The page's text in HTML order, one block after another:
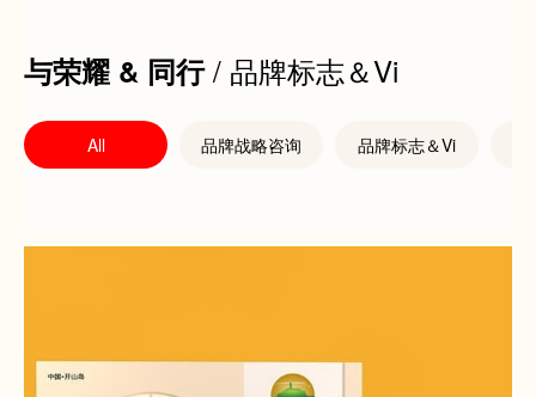
与荣耀 & 同行/ 品牌标志＆Vi
All 品牌战略咨询 品牌标志＆Vi